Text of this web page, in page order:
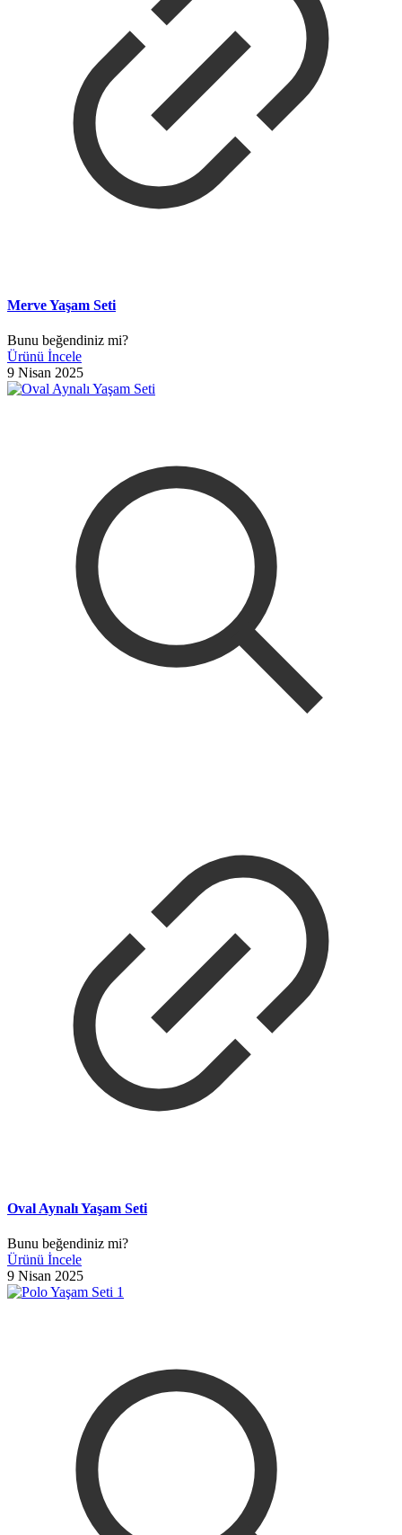
Merve Yaşam Seti
Bunu beğendiniz mi?
Ürünü İncele
9 Nisan 2025
Oval Aynalı Yaşam Seti
Bunu beğendiniz mi?
Ürünü İncele
9 Nisan 2025